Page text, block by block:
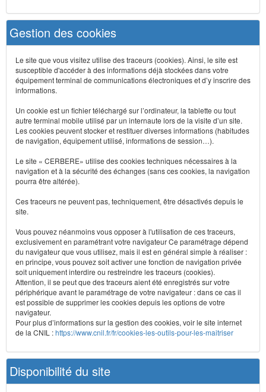
Gestion des cookies
Le site que vous visitez utilise des traceurs (cookies). Ainsi, le site est
susceptible d'accéder à des informations déjà stockées dans votre
équipement terminal de communications électroniques et d’y inscrire des
informations.
Un cookie est un fichier téléchargé sur l’ordinateur, la tablette ou tout
autre terminal mobile utilisé par un internaute lors de la visite d’un site.
Les cookies peuvent stocker et restituer diverses informations (habitudes
de navigation, équipement utilisé, informations de session…).
Le site « CERBERE» utilise des cookies techniques nécessaires à la
navigation et à la sécurité des échanges (sans ces cookies, la navigation
pourra être altérée).
Ces traceurs ne peuvent pas, techniquement, être désactivés depuis le
site.
Vous pouvez néanmoins vous opposer à l'utilisation de ces traceurs,
exclusivement en paramétrant votre navigateur Ce paramétrage dépend
du navigateur que vous utilisez, mais il est en général simple à réaliser :
en principe, vous pouvez soit activer une fonction de navigation privée
soit uniquement interdire ou restreindre les traceurs (cookies).
Attention, il se peut que des traceurs aient été enregistrés sur votre
périphérique avant le paramétrage de votre navigateur : dans ce cas il
est possible de supprimer les cookies depuis les options de votre
navigateur.
Pour plus d’informations sur la gestion des cookies, voir le site internet
de la CNIL :https://www.cnil.fr/fr/cookies-les-outils-pour-les-maitriser
Disponibilité du site